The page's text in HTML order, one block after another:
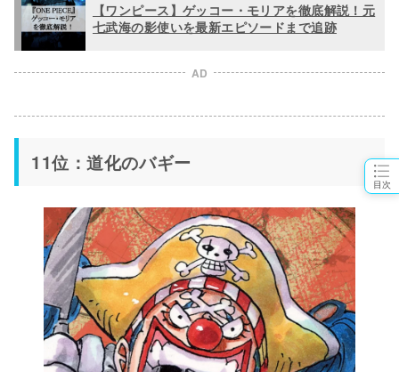
目次
【ワンピース】ゲッコー・モリアを徹底解説！元
七武海の影使いを最新エピソードまで追跡
AD
11位：道化のバギー